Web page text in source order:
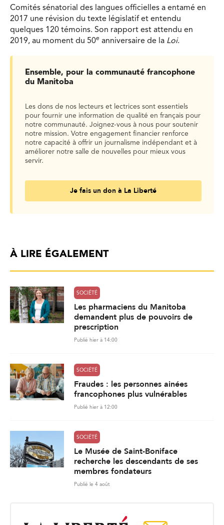
Comités sénatorial des langues officielles a entamé en
2017 une révision du texte législatif et entendu
quelques 120 témoins. Son rapport est attendu en
2019, au moment du 50e anniversaire de la Loi.
Ensemble, pour la communauté francophone
du Manitoba
Les dons de nos lecteurs et lectrices sont essentiels
pour fournir une information de qualité en français pour
notre communauté. Joignez-vous à nous pour soutenir
notre mission. Votre engagement financier renforce
notre capacité à offrir un journalisme indépendant et à
améliorer notre salle de nouvelles pour mieux vous
servir.
Je fais un don à La Liberté
À LIRE ÉGALEMENT
SOCIÉTÉ
Les pharmaciens du Manitoba
demandent plus de pouvoirs de
prescription
Publié hier à 14:00
SOCIÉTÉ
Fraudes : les personnes ainées
francophones plus vulnérables
Publié hier à 12:00
SOCIÉTÉ
Le Musée de Saint-Boniface
recherche les descendants de ses
membres fondateurs
Publié le 4 août